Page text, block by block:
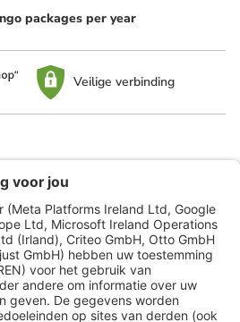
packages per year
Veilige verbinding